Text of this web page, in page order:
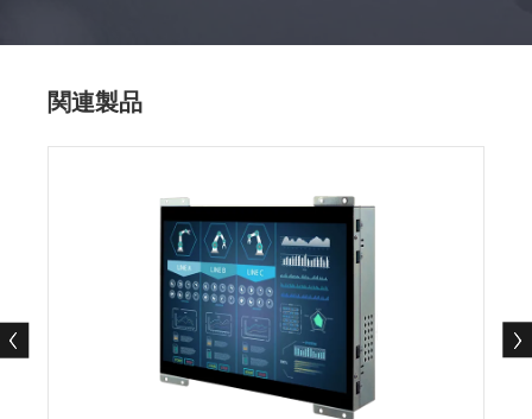
関連製品